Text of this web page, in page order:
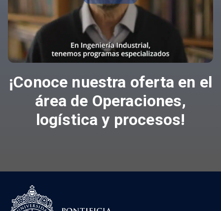
¡Conoce nuestra oferta en el
área de Operaciones,
logística y procesos!